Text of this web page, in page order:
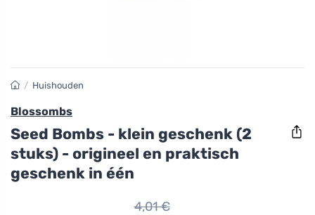
/ Huishouden
Blossombs
Seed Bombs - klein geschenk (2
stuks) - origineel en praktisch
geschenk in één
4,01 €